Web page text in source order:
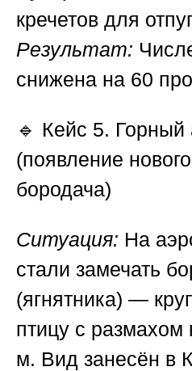
кречетов для
Результат:
снижена на 60
🔹 Кейс 5. Горный
(появление
бородача)
Ситуация: На
стали замечать
(ягнятника) —
птицу с размахом
м. Вид занесён в